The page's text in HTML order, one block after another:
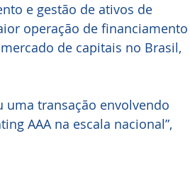
e gestão de ativos de
operação de financiamento
de capitais no Brasil,
uma transação envolvendo
AAA na escala nacional”,